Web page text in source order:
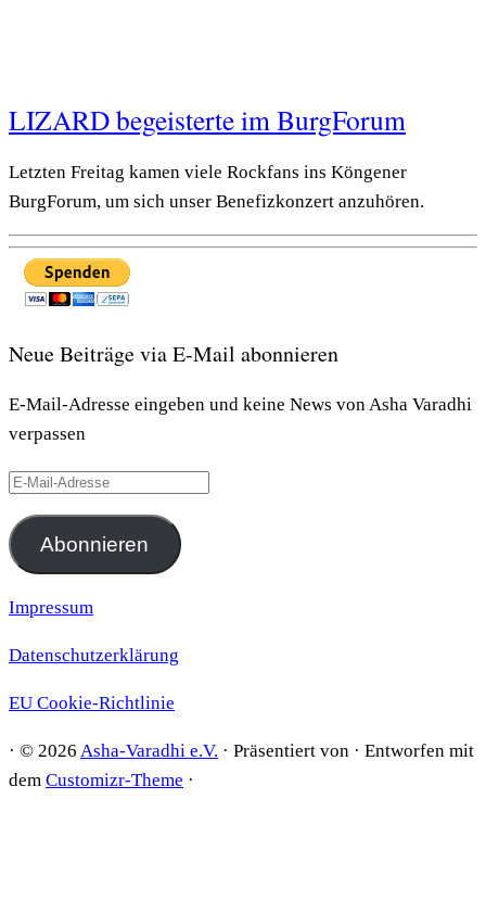
LIZARD begeisterte im BurgForum
Letzten Freitag kamen viele Rockfans ins Köngener
BurgForum, um sich unser Benefizkonzert anzuhören.
Neue Beiträge via E-Mail abonnieren
E-Mail-Adresse eingeben und keine News von Asha Varadhi
verpassen
E-
AdresseAbonnieren
Impressum
Datenschutzerklärung
EU Cookie-Richtlinie
· © 2026 Asha-Varadhi e.V. · Präsentiert von · Entworfen mit
dem Customizr-Theme ·